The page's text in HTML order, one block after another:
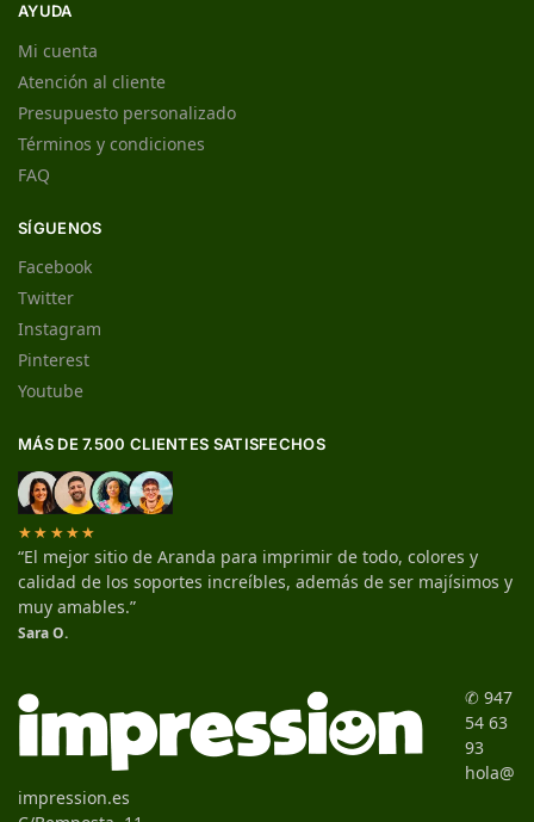
AYUDA
Mi cuenta
Atención al cliente
Presupuesto personalizado
Términos y condiciones
FAQ
SÍGUENOS
Facebook
Twitter
Instagram
Pinterest
Youtube
MÁS DE 7.500 CLIENTES SATISFECHOS
★★★★★
“El mejor sitio de Aranda para imprimir de todo, colores y
calidad de los soportes increíbles, además de ser majísimos y
muy amables.”
Sara O.
✆ 947
54 63
93
hola@
impression.es